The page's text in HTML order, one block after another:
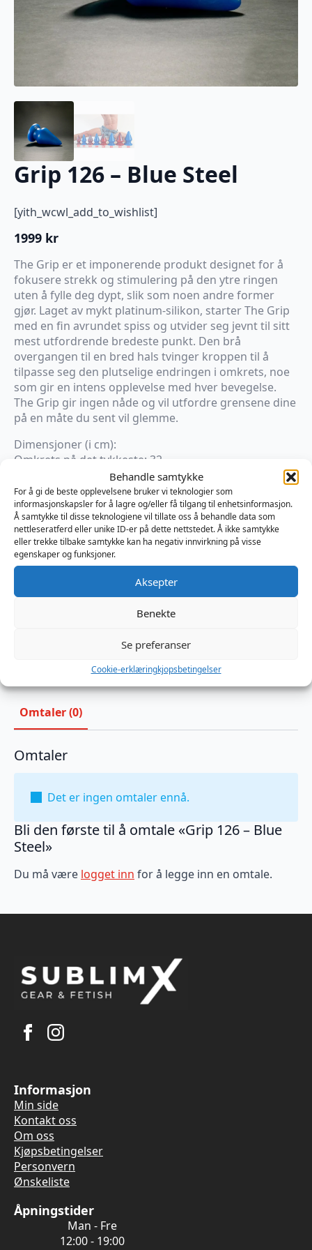
Behandle samtykke
For å gi de beste opplevelsene bruker vi teknologier som
informasjonskapsler for å lagre og/eller få tilgang til enhetsinformasjon.
Å samtykke til disse teknologiene vil tillate oss å behandle data som
nettleseratferd eller unike ID-er på dette nettstedet. Å ikke samtykke
eller trekke tilbake samtykke kan ha negativ innvirkning på visse
egenskaper og funksjoner.
Aksepter
Benekte
Se preferanser
Cookie-erklæringkjopsbetingelser
Grip 126 – Blue Steel
[yith_wcwl_add_to_wishlist]
1999 kr
The Grip er et imponerende produkt designet for å
fokusere strekk og stimulering på den ytre ringen
uten å fylle deg dypt, slik som noen andre former
gjør. Laget av mykt platinum-silikon, starter The Grip
med en fin avrundet spiss og utvider seg jevnt til sitt
mest utfordrende bredeste punkt. Den brå
overgangen til en bred hals tvinger kroppen til å
tilpasse seg den plutselige endringen i omkrets, noe
som gir en intens opplevelse med hver bevegelse.
The Grip gir ingen nåde og vil utfordre grensene dine
på en måte du sent vil glemme.
Dimensjoner (i cm):
Omkrets på det tykkeste: 32
Diameter på det tykkeste: 10,2
Omkrets på det tynneste: 23,4
Diameter på det tynneste: 7,4
Innførbar lengde: 16,5
Kun 1 på lager
Legg I Handlekurv
Sexleketøy
Omtaler (0)
Omtaler
Det er ingen omtaler ennå.
Bli den første til å omtale «Grip 126 – Blue
Steel»
Du må være logget inn for å legge inn en omtale.
Informasjon
Min side
Kontakt oss
Om oss
Kjøpsbetingelser
Personvern
Ønskeliste
Åpningstider
Man - Fre
12:00 - 19:00